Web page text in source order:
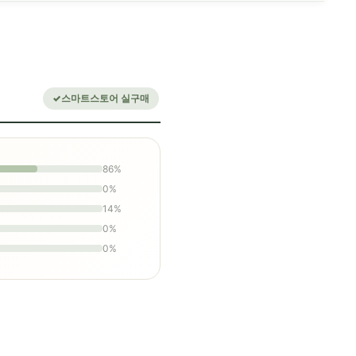
스마트스토어 실구매
86%
0%
14%
0%
0%